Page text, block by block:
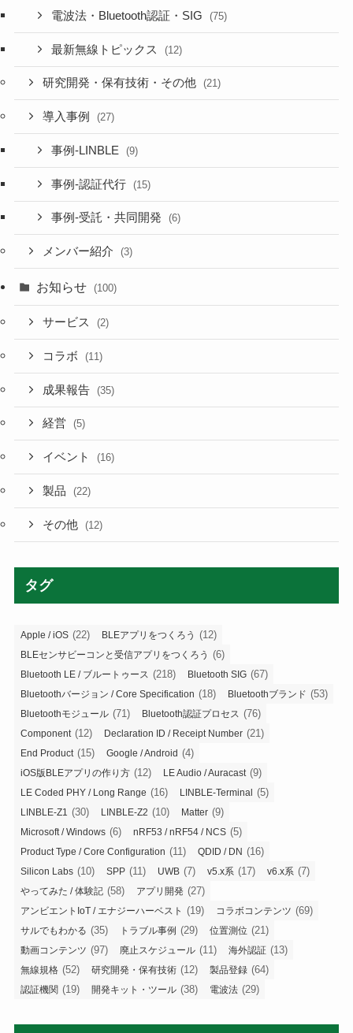
電波法・Bluetooth認証・SIG (75)
最新無線トピックス (12)
研究開発・保有技術・その他 (21)
導入事例 (27)
事例-LINBLE (9)
事例-認証代行 (15)
事例-受託・共同開発 (6)
メンバー紹介 (3)
お知らせ (100)
サービス (2)
コラボ (11)
成果報告 (35)
経営 (5)
イベント (16)
製品 (22)
その他 (12)
タグ
Apple / iOS (22) BLEアプリをつくろう (12)
BLEセンサビーコンと受信アプリをつくろう (6)
Bluetooth LE / ブルートゥース (218) Bluetooth SIG (67)
Bluetoothバージョン / Core Specification (18) Bluetoothブランド (53)
Bluetoothモジュール (71) Bluetooth認証プロセス (76)
Component (12) Declaration ID / Receipt Number (21)
End Product (15) Google / Android (4)
iOS版BLEアプリの作り方 (12) LE Audio / Auracast (9)
LE Coded PHY / Long Range (16) LINBLE-Terminal (5)
LINBLE-Z1 (30) LINBLE-Z2 (10) Matter (9)
Microsoft / Windows (6) nRF53 / nRF54 / NCS (5)
Product Type / Core Configuration (11) QDID / DN (16)
Silicon Labs (10) SPP (11) UWB (7) v5.x系 (17) v6.x系 (7)
やってみた / 体験記 (58) アプリ開発 (27)
アンビエントIoT / エナジーハーベスト (19) コラボコンテンツ (69)
サルでもわかる (35) トラブル事例 (29) 位置測位 (21)
動画コンテンツ (97) 廃止スケジュール (11) 海外認証 (13)
無線規格 (52) 研究開発・保有技術 (12) 製品登録 (64)
認証機関 (19) 開発キット・ツール (38) 電波法 (29)